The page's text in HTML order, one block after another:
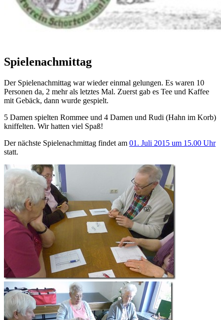
Spielenachmittag
Der Spielenachmittag war wieder einmal gelungen. Es waren 10
Personen da, 2 mehr als letztes Mal. Zuerst gab es Tee und Kaffee
mit Gebäck, dann wurde gespielt.
5 Damen spielten Rommee und 4 Damen und Rudi (Hahn im Korb)
kniffelten. Wir hatten viel Spaß!
Der nächste Spielenachmittag findet am 01. Juli 2015 um 15.00 Uhr
statt.